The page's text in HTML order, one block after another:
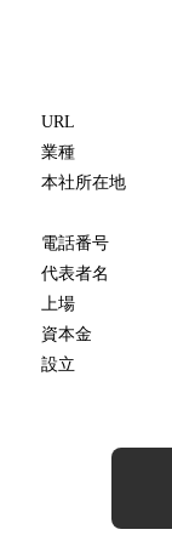
URL
業種
本社所在地
電話番号
代表者名
上場
資本金
設立